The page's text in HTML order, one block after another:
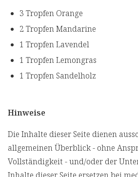
3 Tropfen Orange
2 Tropfen Mandarine
1 Tropfen Lavendel
1 Tropfen Lemongras
1 Tropfen Sandelholz
Hinweise
Die Inhalte dieser Seite dienen
allgemeinen Überblick - ohne
Vollständigkeit - und/oder der